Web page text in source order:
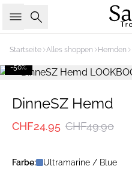
Suche
Startseite Alles shoppen Hemden
-50%
DinneSZ Hemd
CHF24.95 CHF49.90
Farbe: Ultramarine / Blue